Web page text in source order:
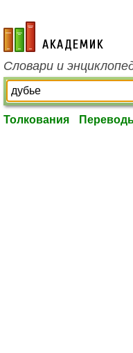
academic.ru
Словари и
Толкования